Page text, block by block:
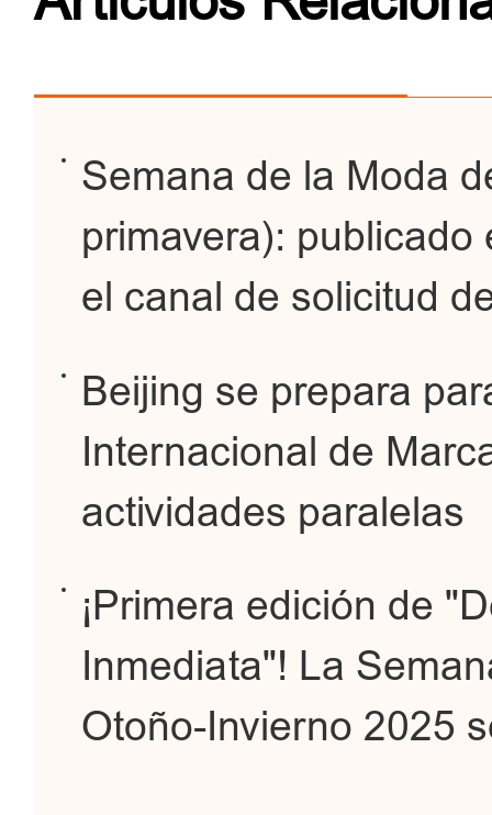
Semana de la Moda
primavera):
el canal de solicitud
Beijing se prepara
Internacional de
actividades paralelas
¡Primera edición de
Inmediata"! La
Otoño-Invierno 2025